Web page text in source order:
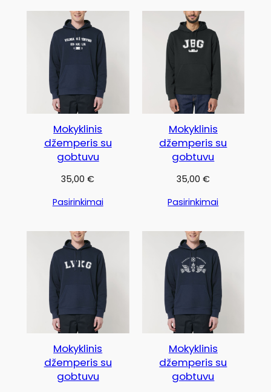
Mokyklinis
džemperis su
gobtuvu
35,00€
Pasirinkimai
Mokyklinis
džemperis su
gobtuvu
35,00 €
Pasirinkimai
Mokyklinis
džemperis su
gobtuvu
Mokyklinis
džemperis su
gobtuvu